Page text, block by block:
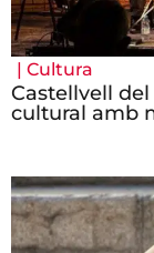
| Cultura
Castellvell
cultural amb